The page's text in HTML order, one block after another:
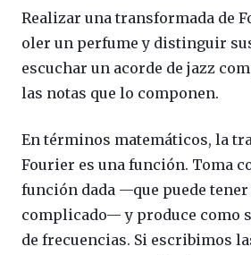
Realizar una transformada de
oler un perfume y distinguir
escuchar un acorde de jazz
las notas que lo componen.
En términos matemáticos, la
Fourier es una función. Toma
función dada —que puede
complicado— y produce como
de frecuencias. Si escribimos